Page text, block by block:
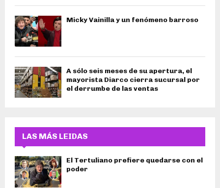
Micky Vainilla y un fenómeno barroso
A sólo seis meses de su apertura, el
mayorista Diarco cierra sucursal por
el derrumbe de las ventas
LAS MÁS LEIDAS
El Tertuliano prefiere quedarse con el
poder